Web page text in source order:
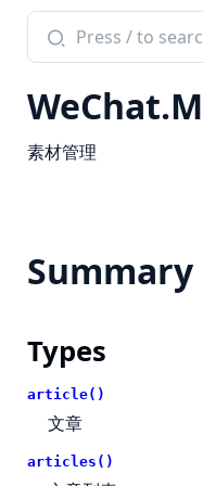
Search
documentation
wechat
素材管理
Summary
Types
article()
文章
articles()